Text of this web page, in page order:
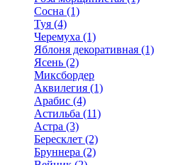
Сосна (1)
Туя (4)
Черемуха (1)
Яблоня декоративная (1)
Ясень (2)
Миксбордер
Аквилегия (1)
Арабис (4)
Астильба (11)
Астра (3)
Бересклет (2)
Бруннера (2)